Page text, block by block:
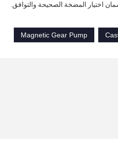
اختيار المضخة الصحيحة والتوافق.
Magnetic Gear Pump